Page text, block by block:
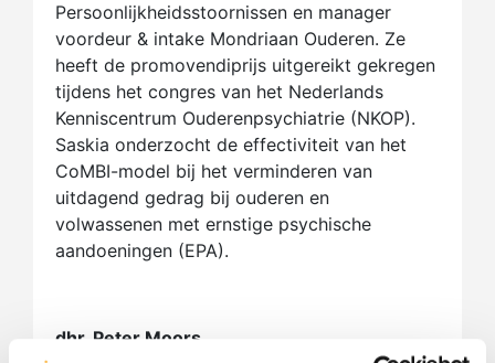
Persoonlijkheidsstoornissen en manager
voordeur & intake Mondriaan Ouderen. Ze
heeft de promovendiprijs uitgereikt gekregen
tijdens het congres van het Nederlands
Kenniscentrum Ouderenpsychiatrie (NKOP).
Saskia onderzocht de effectiviteit van het
CoMBI-model bij het verminderen van
uitdagend gedrag bij ouderen en
volwassenen met ernstige psychische
aandoeningen (EPA).
dhr. Peter Moors